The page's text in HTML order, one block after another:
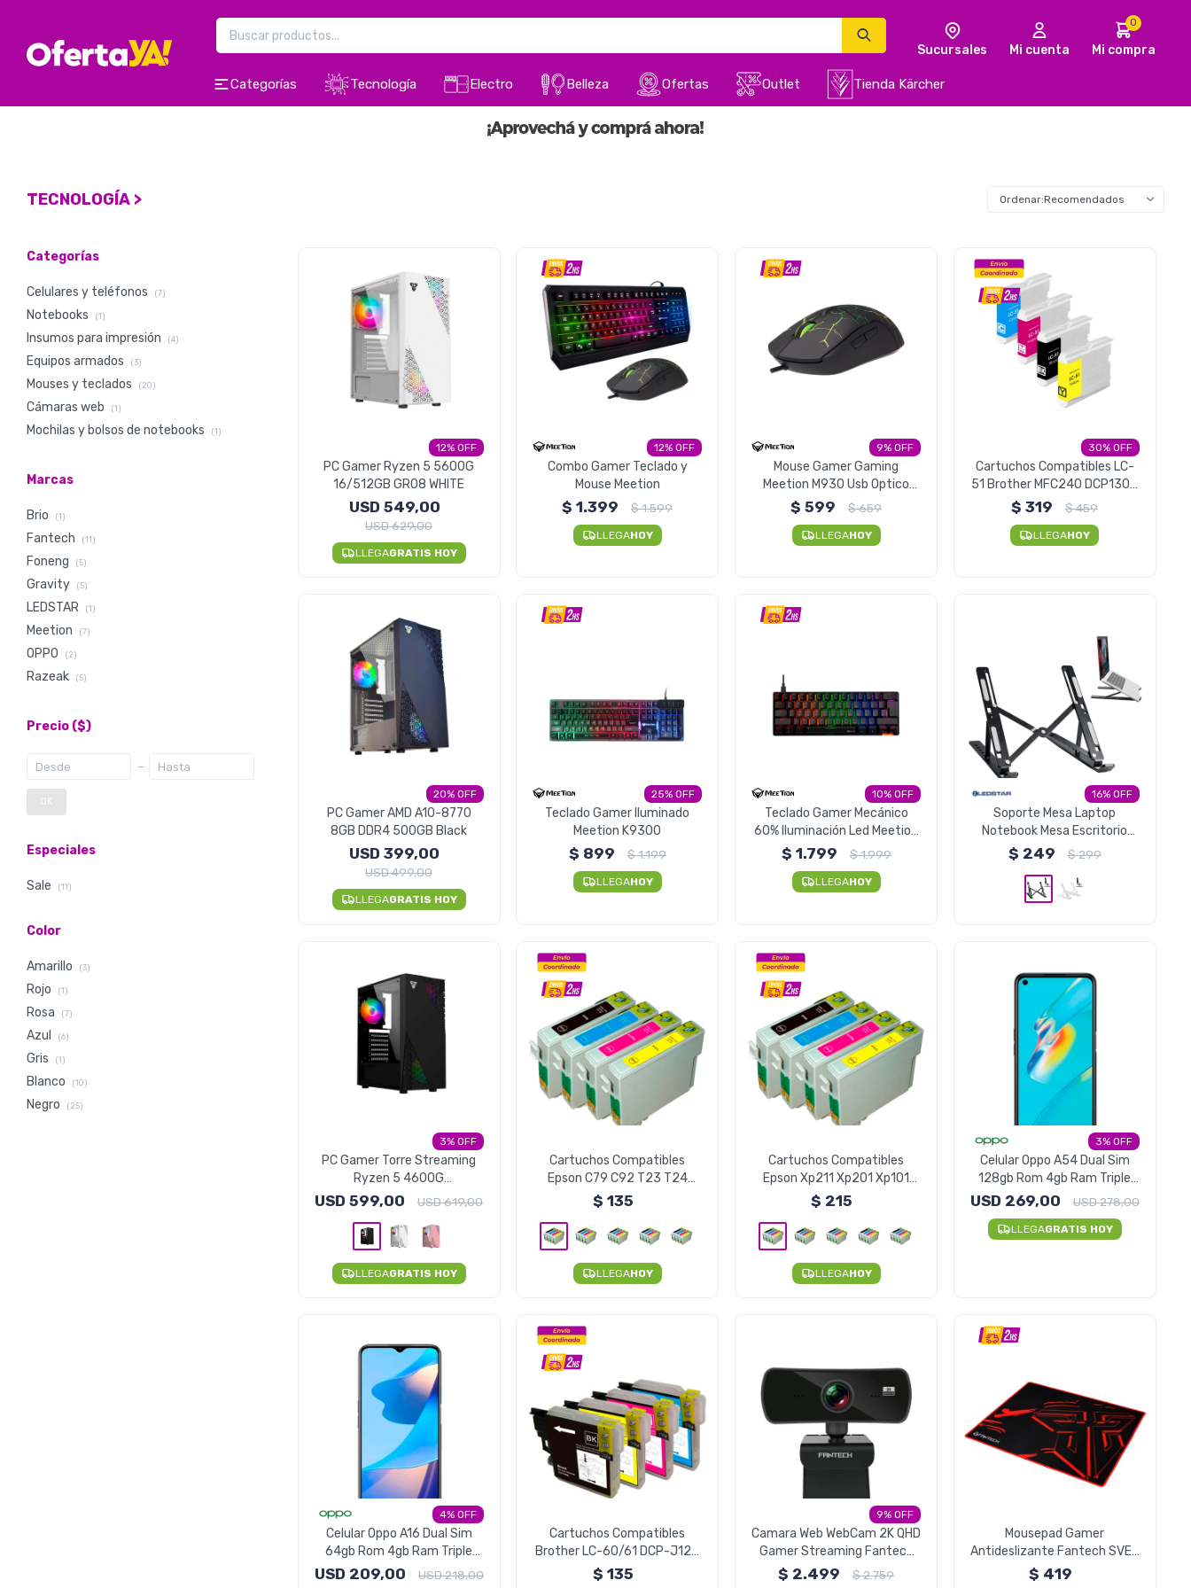
Categorías Tecnología Electro Belleza Ofertas Outlet Tienda Kärcher
0
TECNOLOGÍA > Recomendados
12
PC Gamer Ryzen 5 5600G
16/512GB GR08 WHITE
USD 549,00
USD629,00
LLEGAGRATIS HOY
12
Combo Gamer Teclado y
Mouse Meetion
$ 1.399 $1.599
LLEGAHOY
9
Mouse Gamer Gaming
Meetion M930 Usb Optico
3200 DPI
$ 599 $659
LLEGAHOY
30
Cartuchos Compatibles LC-
51 Brother MFC240 DCP130 -
Pack X4
$ 319 $459
LLEGAHOY
20
PC Gamer AMD A10-8770
8GB DDR4 500GB Black
USD 399,00
USD499,00
LLEGAGRATIS HOY
25
Teclado Gamer Iluminado
Meetion K9300
$ 899 $1.199
LLEGAHOY
10
Teclado Gamer Mecánico
60% Iluminación Led Meetion
Mk005
$ 1.799 $1.999
LLEGAHOY
16
Soporte Mesa Laptop
Notebook Mesa Escritorio
Plegable Ajustable - Negro
$ 249 $299
3
PC Gamer Torre Streaming
Ryzen 5 4600G
16GB/256GB SSD - NEGRO
USD 599,00 USD619,00
LLEGAGRATIS HOY
Cartuchos Compatibles
Epson C79 C92 T23 T24
Cx5600 Tx115 - Negro Unidad
$ 135
LLEGAHOY
Cartuchos Compatibles
Epson Xp211 Xp201 Xp101
Xp401 - Cyan Unidad
$ 215
LLEGAHOY
3
Celular Oppo A54 Dual Sim
128gb Rom 4gb Ram Triple
Cámara
USD 269,00 USD278,00
LLEGAGRATIS HOY
4
Celular Oppo A16 Dual Sim
64gb Rom 4gb Ram Triple
Camara - Negro
USD 209,00 USD218,00
Cartuchos Compatibles
Brother LC-60/61 DCP-J125
J140W J410 - Negro Unidad
$ 135
9
Camara Web WebCam 2K QHD
Gamer Streaming Fantech
C30
$ 2.499 $2.759
Mousepad Gamer
Antideslizante Fantech SVEN
- MP44 44x35cm
$ 419
Categorías
Celulares y teléfonos (7)
Notebooks (1)
Insumos para impresión (4)
Equipos armados (3)
Mouses y teclados (20)
Cámaras web (1)
Mochilas y bolsos de notebooks (1)
Marcas
Brio (1)
Fantech (11)
Foneng (5)
Gravity (5)
LEDSTAR (1)
Meetion (7)
OPPO (2)
Razeak (5)
Precio ($)
OK
Especiales
Sale (11)
Color
Amarillo (3)
Rojo (1)
Rosa (7)
Azul (6)
Gris (1)
Blanco (10)
Negro (25)